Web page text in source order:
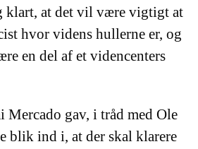
klart, at det vil være vigtigt at
hvor videns hullerne er, og
en del af et videncenters
gav, i tråd med Ole
blik ind i, at der skal klarere